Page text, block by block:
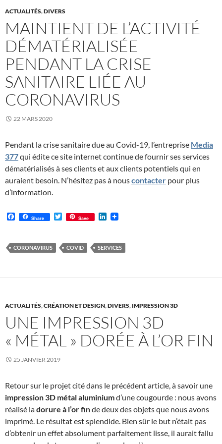
ACTUALITÉS,DIVERS
MAINTIENT DE L’ACTIVITÉ
DÉMATÉRIALISÉE
PENDANT LA CRISE
SANITAIRE LIÉE AU
CORONAVIRUS
22 MARS 2020
Pendant la crise sanitaire due au Covid-19, l’entreprise Media
377qui édite ce site internet continue de fournir ses services
dématérialisés à ses clients et aux clients potentiels qui en
auraient besoin. N’hésitez pas à nouscontacter pour plus
d’information.
F
b
o
Share
T
w
t
e
Save
e
d
CORONAVIRUS COVID SERVICES
ACTUALITÉS,CRÉATION ET DESIGN,DIVERS, IMPRESSION 3D
UNE IMPRESSION 3D
« MÉTAL » DORÉE À L’OR FIN
25 JANVIER 2019
Retour sur le projet cité dans le précédent article, à savoir une
impression 3D métal aluminiumd’une cougourde : nous avons
réalisé ladorure à l’or finde deux des objets que nous avons
imprimé. Le résultat est splendide. Bien sûr le but n’était pas
d’obtenir un effet absolument parfaitement lisse, il aurait fallu